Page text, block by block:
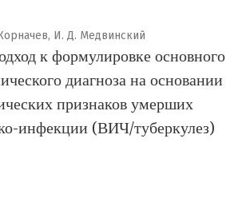
И. Д. Медвинский
к формулировке основного
диагноза на основании
признаков умерших
инфекции (ВИЧ/туберкулез)